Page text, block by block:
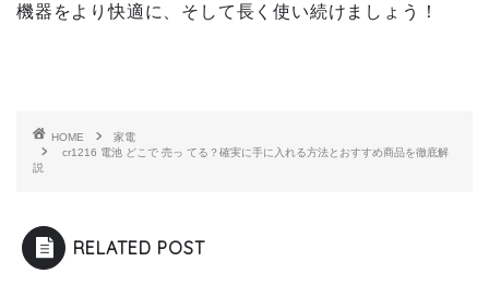
機器をより快適に、そして長く使い続けましょう！
HOME
家電
cr1216 電池 どこで 売っ てる？確実に手に入れる方法とおすすめ商品を徹底解
説
RELATED POST